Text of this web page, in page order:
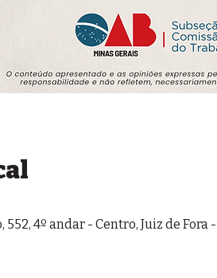
552, 4º andar - Centro, Juiz de Fora